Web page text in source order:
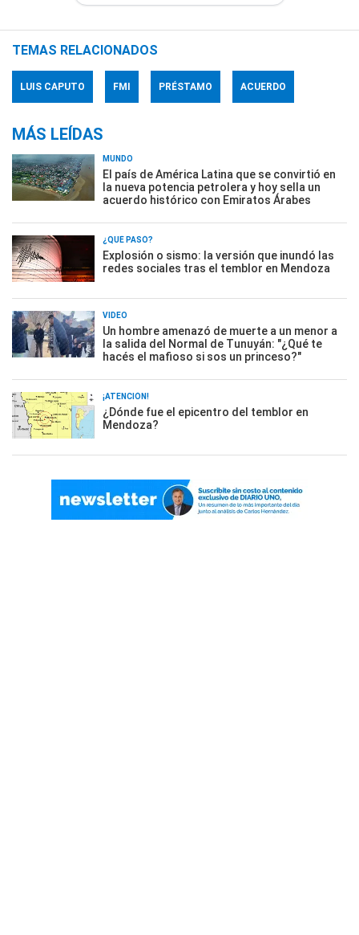
TEMAS RELACIONADOS
LUIS CAPUTO FMI PRÉSTAMO ACUERDO
MÁS LEÍDAS
MUNDO
El país de América Latina que se convirtió en
la nueva potencia petrolera y hoy sella un
acuerdo histórico con Emiratos Árabes
¿QUÉ PASÓ?
Explosión o sismo: la versión que inundó las
redes sociales tras el temblor en Mendoza
VIDEO
Un hombre amenazó de muerte a un menor a
la salida del Normal de Tunuyán: "¿Qué te
hacés el mafioso si sos un princeso?"
¡ATENCIÓN!
¿Dónde fue el epicentro del temblor en
Mendoza?